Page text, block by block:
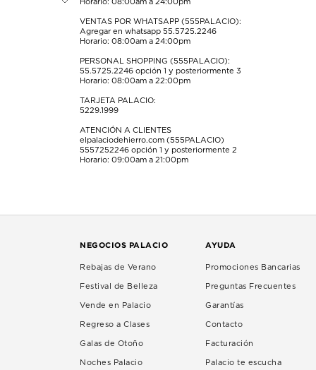
envío.
Horario: 08:00am a 24:00pm
VENTAS POR WHATSAPP (555PALACIO):
Agregar en whatsapp 55.5725.2246
Horario: 08:00am a 24:00pm
PERSONAL SHOPPING (555PALACIO):
55.5725.2246 opción 1 y posteriormente 3
Horario: 08:00am a 22:00pm
TARJETA PALACIO:
5229.1999
ATENCIÓN A CLIENTES
elpalaciodehierro.com (555PALACIO)
5557252246 opción 1 y posteriormente 2
Horario: 09:00am a 21:00pm
NEGOCIOS PALACIO
Rebajas de Verano
Festival de Belleza
Vende en Palacio
Regreso a Clases
Galas de Otoño
Noches Palacio
AYUDA
Promociones Bancarias
Preguntas Frecuentes
Garantías
Contacto
Facturación
Palacio te escucha